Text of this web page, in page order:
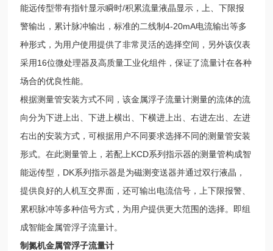
能远传型带有指针显示瞬时/积累流量液晶显示，上、下限报
警输出，累计脉冲输出，标准的二线制4-20mA电流输出等多
种形式，为用户使用提供了非常灵活的选择空间，另外该仪表
采用16位微处理器及高质量工业化组件，保证了流量计在各种
场合的优良性能。
根据测量管安装方式不同，该金属浮子流量计测量的流体的流
向分为下进上出、下进上横出、下横进上出、右进左出、左进
右出的安装方式，可根据用户不同要求选择不同的测量管安装
形式。在此测量管上，若配上KCD系列指示器的测量管构成智
能远传型，DK系列指示器是为磁测变送器并通过双行液晶，
提供良好的人机互交界面，还可输出电流信号，上下限报警、
累积脉冲等多种信号方式，为用户提供更大范围的选择。即组
成智能金属管浮子流量计。
制氮机金属管浮子流量计